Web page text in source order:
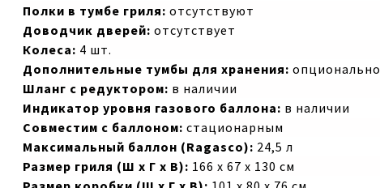
Полки в тумбе гриля: отсутствуют
Доводчик дверей: отсутствует
Колеса: 4 шт.
Дополнительные тумбы для хранения: опционально
Шланг с редуктором: в наличии
Индикатор уровня газового баллона: в наличии
Совместим с баллоном: стационарным
Максимальный баллон (Ragasco): 24,5 л
Размер гриля (Ш х Г х В): 166 х 67 х 130 см